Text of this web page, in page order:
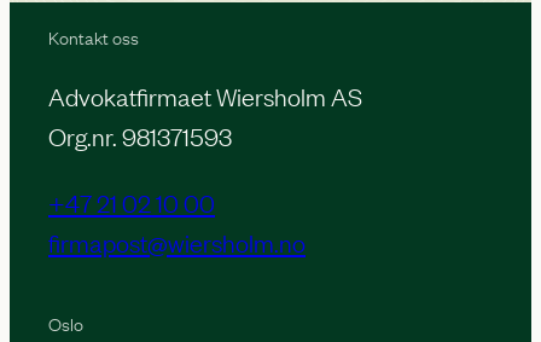
Kontakt oss
Advokatfirmaet Wiersholm AS
Org.nr. 981371593
+47 21 02 10 00
firmapost@wiersholm.no
Oslo